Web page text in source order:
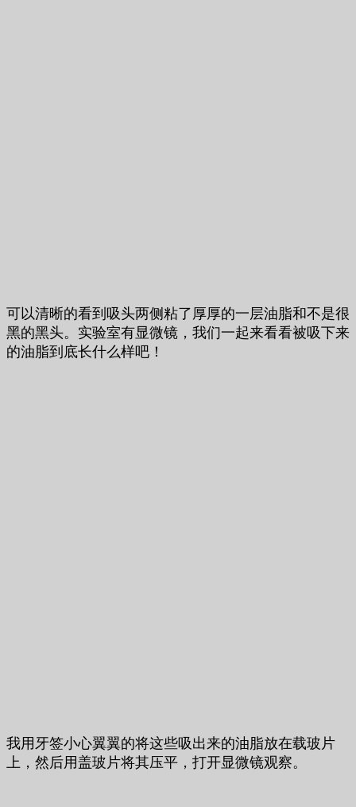
可以清晰的看到吸头两侧粘了厚厚的一层油脂和不是很
黑的黑头。实验室有显微镜，我们一起来看看被吸下来
的油脂到底长什么样吧！
我用牙签小心翼翼的将这些吸出来的油脂放在载玻片
上，然后用盖玻片将其压平，打开显微镜观察。